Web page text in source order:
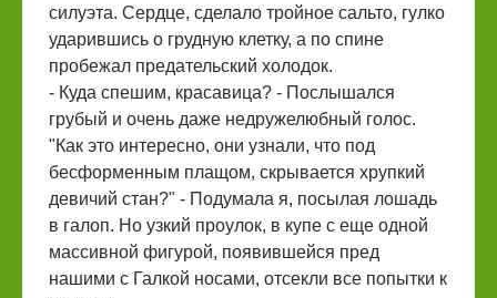
силуэта. Сердце, сделало тройное сальто, гулко
ударившись о грудную клетку, а по спине
пробежал предательский холодок.
- Куда спешим, красавица? - Послышался
грубый и очень даже недружелюбный голос.
"Как это интересно, они узнали, что под
бесформенным плащом, скрывается хрупкий
девичий стан?" - Подумала я, посылая лошадь
в галоп. Но узкий проулок, в купе с еще одной
массивной фигурой, появившейся пред
нашими с Галкой носами, отсекли все попытки к